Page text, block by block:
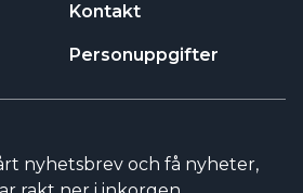
Kontakt
Personuppgifter
nyhetsbrev och få nyheter,